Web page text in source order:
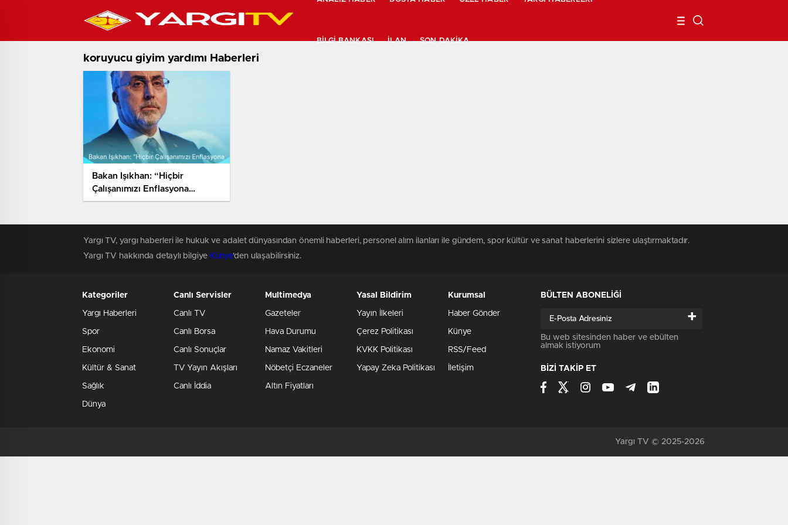
BILGI BANKASI İLAN SON DAKIKA
koruyucu giyim yardımı Haberleri
Bakan Işıkhan: “Hiçbir
Çalışanımızı Enflasyona
Ezdirmeyeceğiz”
Yargı TV, yargı haberleri ile hukuk ve adalet dünyasından önemli haberleri, personel alım ilanları ile gündem, spor kültür ve sanat haberlerini sizlere ulaştırmaktadır.
Yargı TV hakkında detaylı bilgiye Künye'den ulaşabilirsiniz.
Kategoriler
Yargı Haberleri
Spor
Ekonomi
Kültür & Sanat
Sağlık
Dünya
Canlı Servisler
Canlı TV
Canlı Borsa
Canlı Sonuçlar
TV Yayın Akışları
Canlı İddia
Multimedya
Gazeteler
Hava Durumu
Namaz Vakitleri
Nöbetçi Eczaneler
Altın Fiyatları
Yasal Bildirim
Yayın İlkeleri
Çerez Politikası
KVKK Politikası
Yapay Zeka Politikası
Kurumsal
Haber Gönder
Künye
RSS/Feed
İletişim
BÜLTEN ABONELİĞİ
+
Bu web sitesinden haber ve ebülten
almak istiyorum
BİZİ TAKİP ET
Yargı TV © 2025-2026